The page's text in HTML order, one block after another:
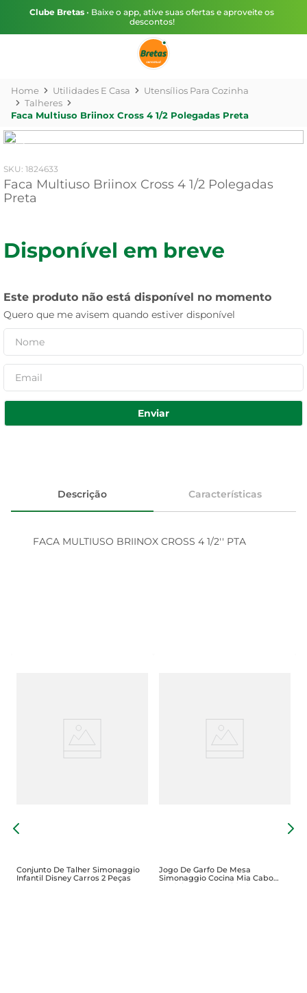
Clube Bretas • Baixe o app, ative suas ofertas e aproveite os
descontos!
Utilidades E Casa
Utensílios Para Cozinha
Talheres
Faca Multiuso Briinox Cross 4 1/2 Polegadas Preta
: 1824633
Faca Multiuso Briinox Cross 4 1/2 Polegadas
Preta
Disponível em breve
Este produto não está disponível no momento
Quero que me avisem quando estiver disponível
Enviar
Descrição Características
FACA MULTIUSO BRIINOX CROSS 4 1/2'' PTA
Conjunto De Talher Simonaggio
Infantil Disney Carros 2 Peças
Jogo De Garfo De Mesa
Simonaggio Cocina Mia Cabo
Madeira Com 3 Unidades